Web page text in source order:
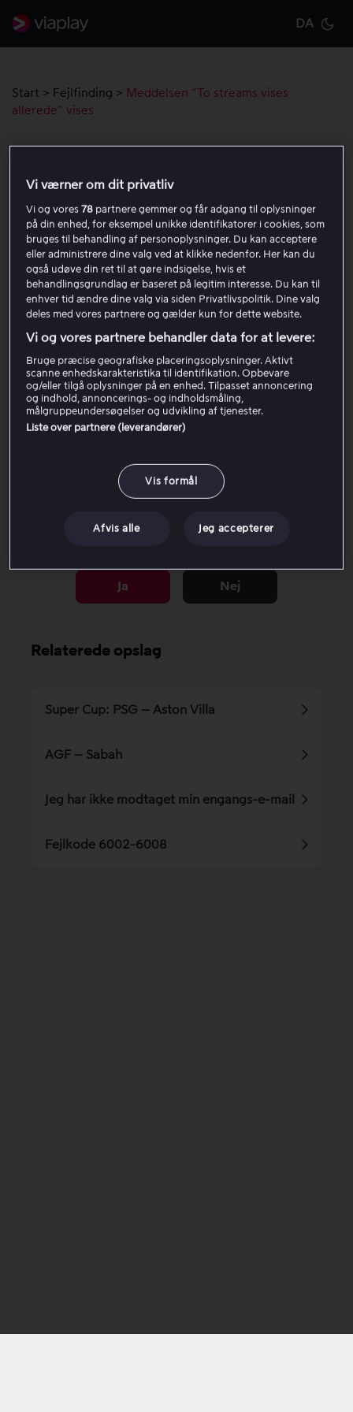
DA
Start > Fejlfinding > Meddelsen “To streams vises
allerede” vises
allerede” vises
Genstart enheder, du har brugt for nylig.
Log ud og ind på den enhed, du forsøger at se fra.
Skift adgangskode på din konto. Dette logger alle
enheder ud inden for 24 timer.
Du kan normalt se to streams samtidig på den samme
konto. Den samme sportsudsendelse kan ses på én
Hvis du ser indhold inden for din husstand, for eksempel
fra forskellige rum men på det samme netværk, kan du
se den samme sportsudsendelse på to enheder samtidig.
Læs mere om antal streams her.
Ja Nej
Relaterede opslag
Super Cup: PSG – Aston Villa
AGF – Sabah
Jeg har ikke modtaget min engangs-e-mail
Fejlkode 6002-6008
Vi værner om dit privatliv
Vi og vores78 partnere gemmer og får adgang til oplysninger
på din enhed, for eksempel unikke identifikatorer i cookies, som
bruges til behandling af personoplysninger. Du kan acceptere
eller administrere dine valg ved at klikke nedenfor. Her kan du
også udøve din ret til at gøre indsigelse, hvis et
behandlingsgrundlag er baseret på legitim interesse. Du kan til
enhver tid ændre dine valg via siden Privatlivspolitik. Dine valg
deles med vores partnere og gælder kun for dette website.
Vi og vores partnere behandler data for at levere:
Bruge præcise geografiske placeringsoplysninger. Aktivt
scanne enhedskarakteristika til identifikation. Opbevare
og/eller tilgå oplysninger på en enhed. Tilpasset annoncering
og indhold, annoncerings- og indholdsmåling,
målgruppeundersøgelser og udvikling af tjenester.
Liste over partnere (leverandører)
Vis formål
Afvis alle Jeg accepterer